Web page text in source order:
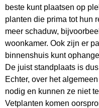
beste kunt plaatsen op
planten die prima tot hun
meer schaduw,
woonkamer. Ook zijn er
binnenshuis kunt
De juist standplaats is
Echter, over het
nodig en kunnen ze niet
Vetplanten komen